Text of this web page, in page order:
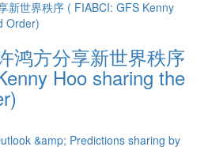
鸿方分享新世界秩序
Hoo sharing the